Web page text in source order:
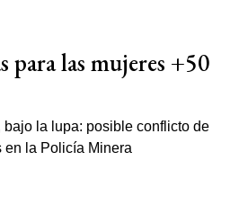
para las mujeres +50